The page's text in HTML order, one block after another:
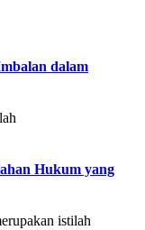
dalam
Hukum yang
istilah